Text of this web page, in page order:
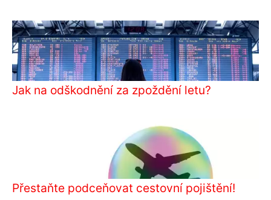
Jak na odškodnění za zpoždění letu?
Přestaňte podceňovat cestovní pojištění!